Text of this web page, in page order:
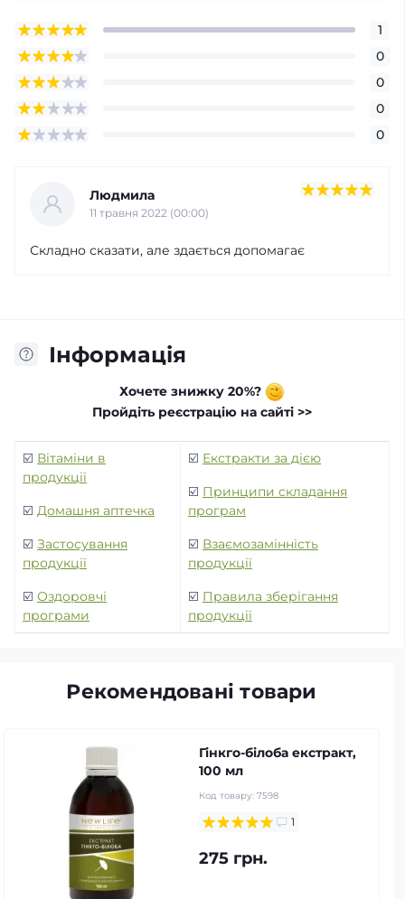
1
0
0
0
0
Людмила
11 травня 2022 (00:00)
Складно сказати, але здається допомагає
Інформація
Хочете знижку 20%?
Пройдіть реєстрацію на сайті >>
☑️ Вітаміни в
продукції
☑️ Домашня аптечка
☑️ Застосування
продукції
☑️ Оздоровчі
програми
☑️ Екстракти за дією
☑️ Принципи складання
програм
☑️ Взаємозамінність
продукції
☑️ Правила зберігання
продукції
Рекомендовані товари
Гінкго-білоба екстракт,
100 мл
Код товару: 7598
1
275 грн.